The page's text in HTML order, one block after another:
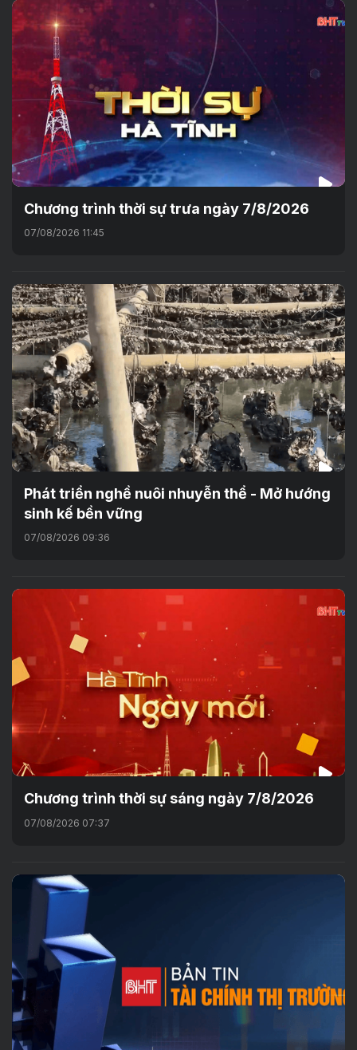
Chương trình thời sự trưa ngày 7/8/2026
07/08/2026 11:45
Phát triển nghề nuôi nhuyễn thể - Mở hướng
sinh kế bền vững
07/08/2026 09:36
Chương trình thời sự sáng ngày 7/8/2026
07/08/2026 07:37